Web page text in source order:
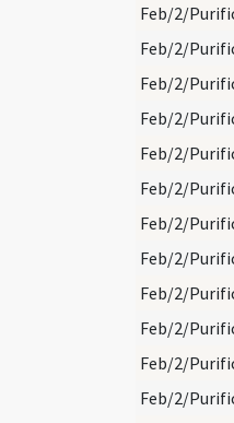
Feb/2/
Feb/2/
Feb/2/
Feb/2/
Feb/2/
Feb/2/
Feb/2/
Feb/2/
Feb/2/
Feb/2/
Feb/2/
Feb/2/